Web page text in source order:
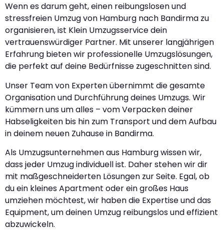
Wenn es darum geht, einen reibungslosen und
stressfreien Umzug von Hamburg nach Bandirma zu
organisieren, ist Klein Umzugsservice dein
vertrauenswürdiger Partner. Mit unserer langjährigen
Erfahrung bieten wir professionelle Umzugslösungen,
die perfekt auf deine Bedürfnisse zugeschnitten sind.
Unser Team von Experten übernimmt die gesamte
Organisation und Durchführung deines Umzugs. Wir
kümmern uns um alles – vom Verpacken deiner
Habseligkeiten bis hin zum Transport und dem Aufbau
in deinem neuen Zuhause in Bandirma.
Als Umzugsunternehmen aus Hamburg wissen wir,
dass jeder Umzug individuell ist. Daher stehen wir dir
mit maßgeschneiderten Lösungen zur Seite. Egal, ob
du ein kleines Apartment oder ein großes Haus
umziehen möchtest, wir haben die Expertise und das
Equipment, um deinen Umzug reibungslos und effizient
abzuwickeln.